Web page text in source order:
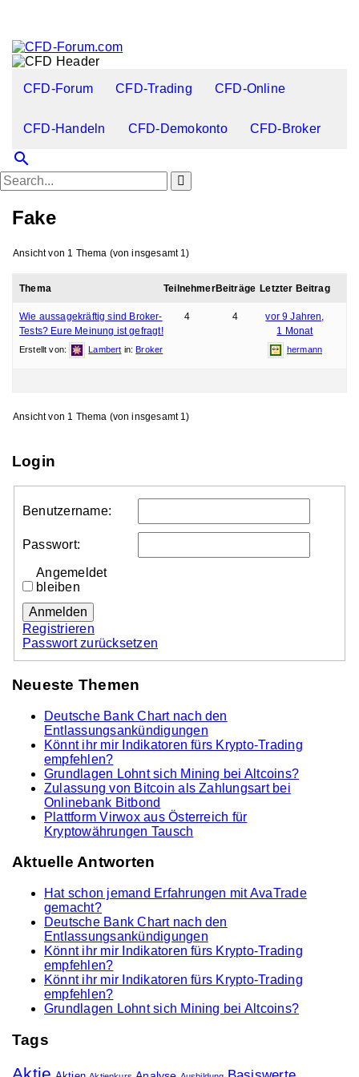
CFD-Forum CFD-Trading CFD-Online
CFD-Handeln CFD-Demokonto CFD-Broker
search
Fake
Ansicht von 1 Thema (von insgesamt 1)
Thema TeilnehmerBeiträge Letzter Beitrag
Wie aussagekräftig sind Broker-
Tests? Eure Meinung ist gefragt!
Erstellt von: Lambert in:Broker
4 4
vor 9 Jahren,
1 Monat
hermann
Ansicht von 1 Thema (von insgesamt 1)
Login
Benutzername:
Passwort:
Angemeldet
bleiben
Anmelden
Registrieren
Passwort zurücksetzen
Neueste Themen
Deutsche Bank Chart nach den
Entlassungsankündigungen
Könnt ihr mir Indikatoren fürs Krypto-Trading
empfehlen?
Grundlagen Lohnt sich Mining bei Altcoins?
Zulassung von Bitcoin als Zahlungsart bei
Onlinebank Bitbond
Plattform Virwox aus Österreich für
Kryptowährungen Tausch
Aktuelle Antworten
Hat schon jemand Erfahrungen mit AvaTrade
gemacht?
Deutsche Bank Chart nach den
Entlassungsankündigungen
Könnt ihr mir Indikatoren fürs Krypto-Trading
empfehlen?
Könnt ihr mir Indikatoren fürs Krypto-Trading
empfehlen?
Grundlagen Lohnt sich Mining bei Altcoins?
Tags
Aktie